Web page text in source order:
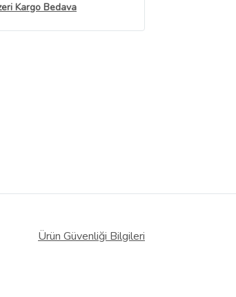
Kargo Bedava
Ürün Güvenliği Bilgileri